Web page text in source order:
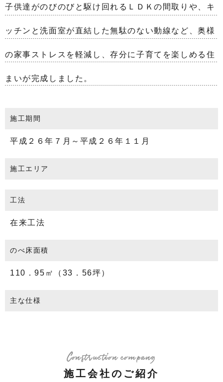
子供達がのびのびと駆け回れるＬＤＫの間取りや、キ
ッチンと洗面室が直結した無駄のない動線など、奥様
の家事ストレスを軽減し、存分に子育てを楽しめる住
まいが完成しました。
施工期間
平成２６年７月～平成２６年１１月
施工エリア
工法
在来工法
のべ床面積
110．95㎡（33．56坪）
主な仕様
Construction company
施工会社のご紹介